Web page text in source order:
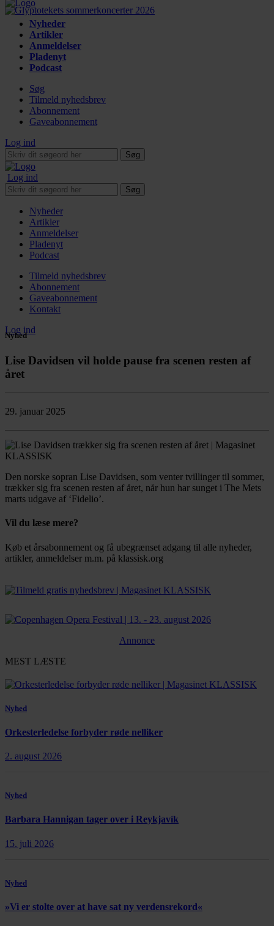
Nyheder
Artikler
Anmeldelser
Pladenyt
Podcast
Søg
Tilmeld nyhedsbrev
Abonnement
Gaveabonnement
Log ind
Søg
Log ind
Søg
Nyheder
Artikler
Anmeldelser
Pladenyt
Podcast
Tilmeld nyhedsbrev
Abonnement
Gaveabonnement
Kontakt
Log ind
Nyhed
Lise Davidsen vil holde pause fra scenen resten af
året
29. januar 2025
Den norske sopran Lise Davidsen, som venter tvillinger til sommer,
trækker sig fra scenen resten af året, når hun har sunget i The Mets
marts udgave af ‘Fidelio’.
Vil du læse mere?
Køb et årsabonnement og få ubegrænset adgang til alle nyheder,
artikler, anmeldelser m.m. på klassisk.org
Annonce
MEST LÆSTE
Nyhed
Orkesterledelse forbyder røde nelliker
2. august 2026
Nyhed
Barbara Hannigan tager over i Reykjavík
15. juli 2026
Nyhed
»Vi er stolte over at have sat ny verdensrekord«